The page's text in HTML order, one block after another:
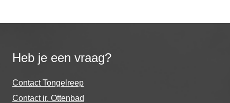
Heb je een vraag?
Contact Tongelreep
Contact ir. Ottenbad